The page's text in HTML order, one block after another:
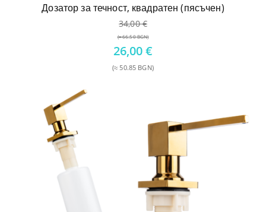
Дозатор за течност, квадратен (пясъчен)
34,00€
(≈ 66.50 BGN)
Original
price
was:
26,00€
(≈ 50.85 BGN)